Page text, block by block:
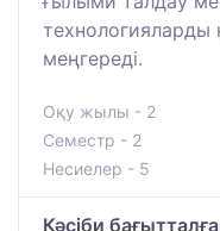
технологияларды
меңгереді.
Оқу жылы - 2
Семестр - 2
Несиелер - 5
Кәсіби